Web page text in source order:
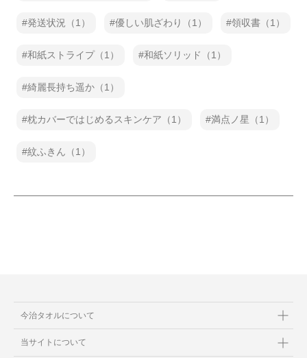
発送状況（1） 優しい肌ざわり（1） 領収書（1）
和紙ストライプ（1） 和紙ソリッド（1）
綺麗長持ち遥か（1）
枕カバーではじめるスキンケア（1） 満点ノ星（1）
紋ふきん（1）
今治タオルについて
当サイトについて